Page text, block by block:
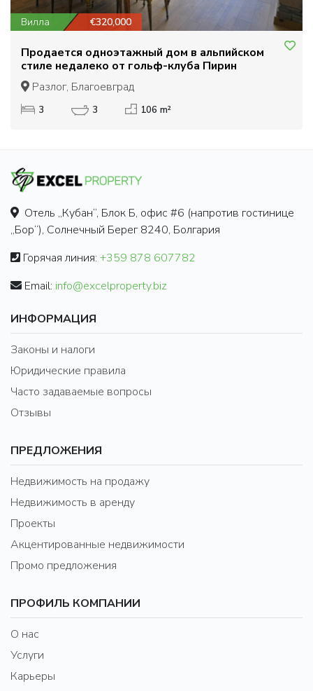
Вилла €320,000
Продается одноэтажный дом в альпийском
стиле недалеко от гольф-клуба Пирин
Разлог, Благоевград
3 3 106 m²
Отель „Кубан“, Блок Б, офис #6 (напротив гостинице
„Бор“), Солнечный Берег 8240, Болгария
Горячая линия: +359 878 607782
Email: info@excelproperty.biz
ИНФОРМАЦИЯ
Законы и налоги
Юридические правила
Часто задаваемые вопросы
Отзывы
ПРЕДЛОЖЕНИЯ
Недвижимость на продажу
Недвижимость в аренду
Проекты
Акцентированные недвижимости
Промо предложения
ПРОФИЛЬ КОМПАНИИ
О нас
Услуги
Карьеры